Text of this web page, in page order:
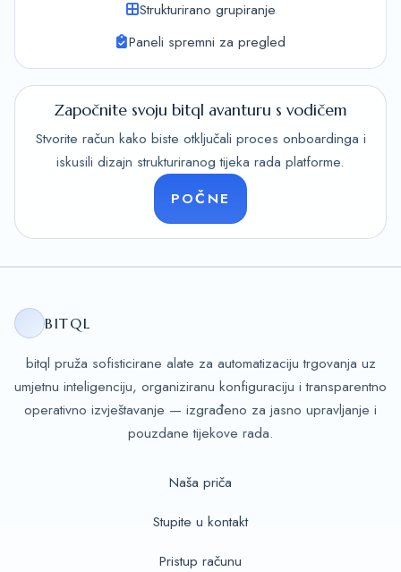
Strukturirano grupiranje
Paneli spremni za pregled
Započnite svoju bitql avanturu s vodičem
Stvorite račun kako biste otključali proces onboardinga i
iskusili dizajn strukturiranog tijeka rada platforme.
POČNE
BITQL
bitql pruža sofisticirane alate za automatizaciju trgovanja uz
umjetnu inteligenciju, organiziranu konfiguraciju i transparentno
operativno izvještavanje — izgrađeno za jasno upravljanje i
pouzdane tijekove rada.
Naša priča
Stupite u kontakt
Pristup računu